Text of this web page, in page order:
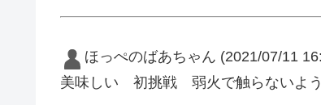
ほっぺのばあちゃん (2021/07/11
美味しい 初挑戦 弱火で触らないよ